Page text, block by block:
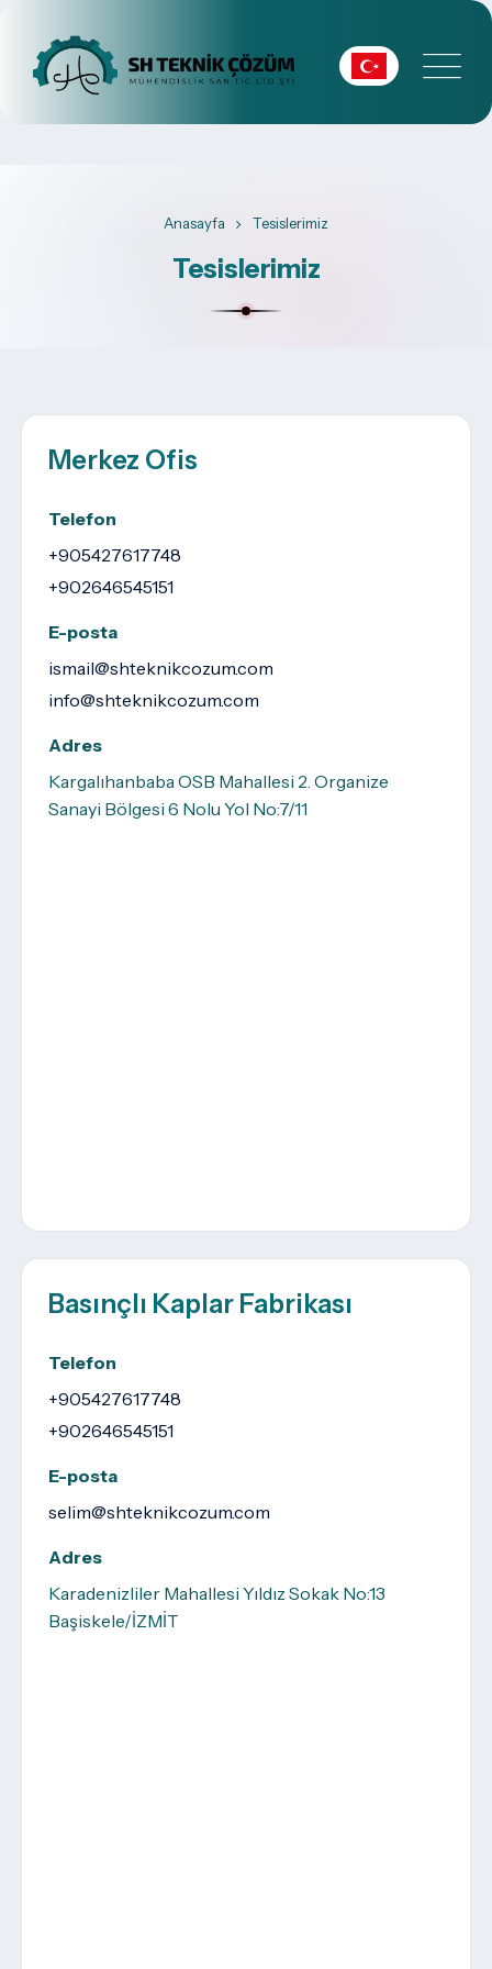
Anasayfa Tesislerimiz
Tesislerimiz
Merkez Ofis
Telefon
+905427617748
+902646545151
E-posta
ismail@shteknikcozum.com
info@shteknikcozum.com
Adres
Kargalıhanbaba OSB Mahallesi 2. Organize
Sanayi Bölgesi 6 Nolu Yol No:7/11
Basınçlı Kaplar Fabrikası
Telefon
+905427617748
+902646545151
E-posta
selim@shteknikcozum.com
Adres
Karadenizliler Mahallesi Yıldız Sokak No:13
Başiskele/İZMİT